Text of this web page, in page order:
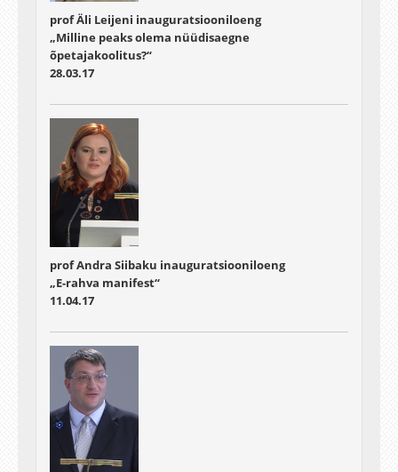
prof Äli Leijeni inauguratsiooniloeng
„Milline peaks olema nüüdisaegne
õpetajakoolitus?“
28.03.17
prof Andra Siibaku inauguratsiooniloeng
„E-rahva manifest“
11.04.17